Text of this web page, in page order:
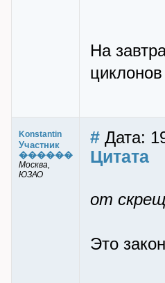
На
Konstantin
Участник
������
Москва,
ЮЗАО
# Дата:
Цитата
от
Это